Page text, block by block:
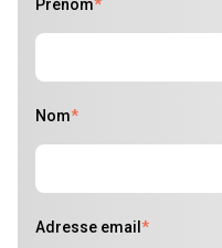
Prénom*
Nom*
Adresse email *